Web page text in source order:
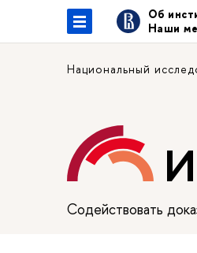
Об
Наши
Национальный
Содействовать